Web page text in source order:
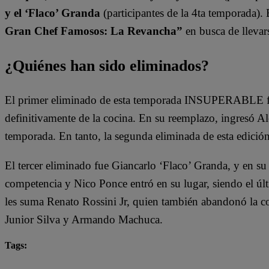
y el ‘Flaco’ Granda (participantes de la 4ta temporada).
Gran Chef Famosos: La Revancha” en busca de
¿Quiénes han sido eliminados?
El primer eliminado de esta temporada INSUPERABLE
definitivamente de la cocina. En su reemplazo, ingresó
temporada. En tanto, la segunda eliminada de esta
El tercer eliminado fue Giancarlo ‘Flaco’ Granda, y en
competencia y Nico Ponce entró en su lugar, siendo el
les suma Renato Rossini Jr, quien también abandonó la
Junior Silva y Armando Machuca.
Tags: